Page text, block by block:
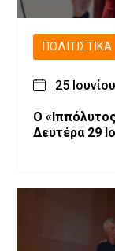
ΠΟΛΙΤΙΣΤΙΚΆ
25
Ο
Δευτέρα 29